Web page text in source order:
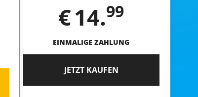
€14.99
EINMALIGE ZAHLUNG
JETZT KAUFEN